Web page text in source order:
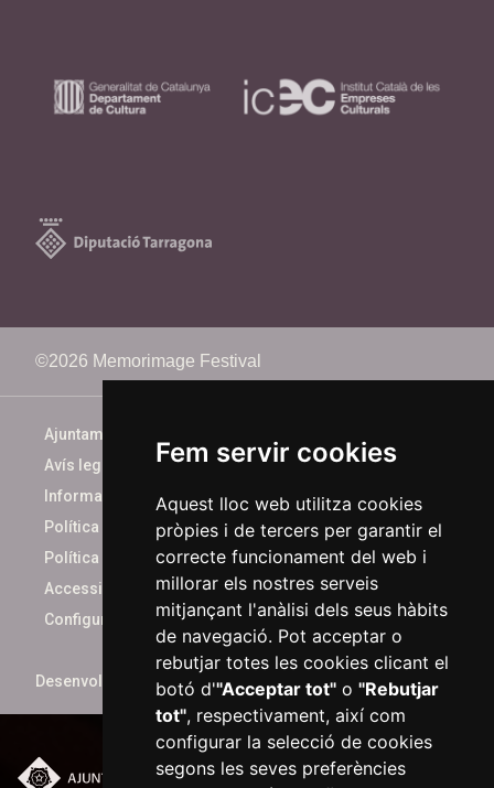
Fem servir cookies
Aquest lloc web utilitza cookies
pròpies i de tercers per garantir el
correcte funcionament del web i
millorar els nostres serveis
mitjançant l'anàlisi dels seus hàbits
de navegació. Pot acceptar o
rebutjar totes les cookies clicant el
botó d'"Acceptar tot"o "Rebutjar
tot", respectivament, així com
configurar la selecció de cookies
segons les seves preferències
©2026 Memorimage Festival
Ajuntament de Reus
Avís legal
Informació bàsica
Política de cookies
Política de privacitat
Accessibilitat
Configurar cookies
Desenvolupat per xarop.com